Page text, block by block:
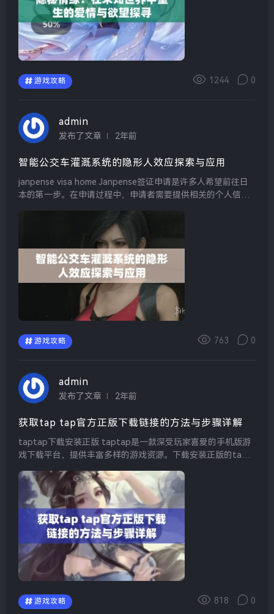
游戏攻略 1244 0
admin
发布了文章 2年前
智能公交车灌溉系统的隐形人效应探索与应用
janpense visa home Janpense签证申请是许多人希望前往日
本的第一步。在申请过程中，申请者需要提供相关的个人信
游戏攻略 763 0
admin
发布了文章 2年前
获取tap tap官方正版下载链接的方法与步骤详解
taptap下载安装正版 taptap是一款深受玩家喜爱的手机版游
戏下载平台，提供丰富多样的游戏资源。下载安装正版的tapt
的游戏过程，不必担心盗版软件带来的...
游戏攻略 818 0